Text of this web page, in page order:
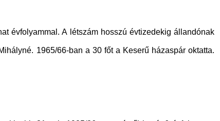
évfolyammal. A létszám hosszú évtizedekig állandónak
1965/66-ban a 30 főt a Keserű házaspár oktatta.